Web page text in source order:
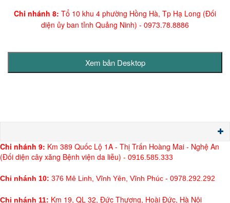
Chi nhánh 8: Tổ 10 khu 4 phường Hồng Hà, Tp Hạ Long (Đối
diện ủy ban tỉnh Quảng Ninh) - 0973.78.8886
Chi nhánh 9: Km 389 Quốc Lộ 1A - Thị Trấn Hoàng Mai - Nghệ An
(Đối diện cây xăng Bệnh viện da liễu) - 0916.585.333
Chi nhánh 10: 376 Mê Linh, Vĩnh Yên, Vĩnh Phúc - 0978.292.292
Chi nhánh 11: Km 19, QL 32, Đức Thượng, Hoài Đức, Hà Nội